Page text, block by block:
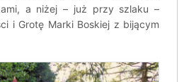
a niżej – już przy szlaku –
i Grotę Marki Boskiej z bijącym